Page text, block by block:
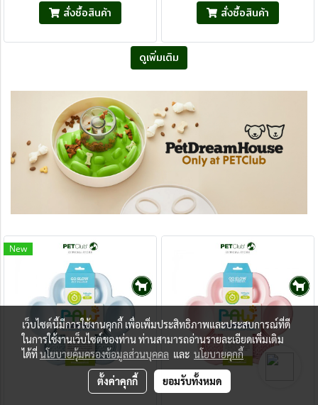
สั่งซื้อสินค้า สั่งซื้อสินค้า
ดูเพิ่มเติม
New
เว็บไซต์นี้มีการใช้งานคุกกี้ เพื่อเพิ่มประสิทธิภาพและประสบการณ์ที่ดี
ในการใช้งานเว็บไซต์ของท่าน ท่านสามารถอ่านรายละเอียดเพิ่มเติม
ได้ที่นโยบายคุ้มครองข้อมูลส่วนบุคคล และ นโยบายคุกกี้
ตั้งค่าคุกกี้ ยอมรับทั้งหมด